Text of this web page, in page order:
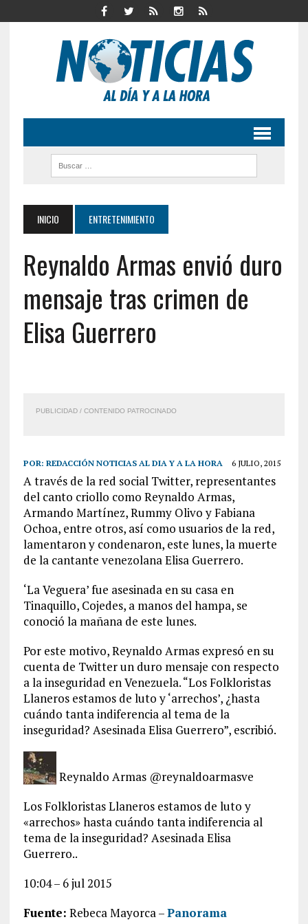
INICIO ENTRETENIMIENTO
Reynaldo Armas envió duro
mensaje tras crimen de
Elisa Guerrero
PUBLICIDAD / CONTENIDO PATROCINADO
POR: REDACCIÓN NOTICIAS AL DIA Y A LA HORA 6 JULIO, 2015
A través de la red social Twitter, representantes
del canto criollo como Reynaldo Armas,
Armando Martínez, Rummy Olivo y Fabiana
Ochoa, entre otros, así como usuariosde la red,
lamentaron y condenaron, este lunes, la muerte
de la cantante venezolana Elisa Guerrero.
‘La Veguera’ fue asesinada en su casaen
Tinaquillo, Cojedes, a manosdel hampa, se
conoció la mañana de este lunes.
Por este motivo, Reynaldo Armas expresó en su
cuenta de Twitter un duro mensaje con respecto
a la inseguridad en Venezuela. “Los Folkloristas
Llaneros estamos de luto y ‘arrechos’, ¿hasta
cuándo tanta indiferencia al tema de la
inseguridad? Asesinada Elisa Guerrero”, escribió.
Reynaldo Armas @reynaldoarmasve
Los Folkloristas Llaneros estamos de luto y
«arrechos» hasta cuándo tanta indiferencia al
tema de la inseguridad? Asesinada Elisa
Guerrero..
10:04 – 6 jul 2015
Fuente: Rebeca Mayorca –Panorama